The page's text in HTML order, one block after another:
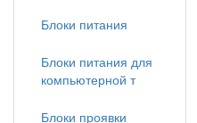
Блоки питания
Блоки питания для
компьютерной т
Блоки проявки